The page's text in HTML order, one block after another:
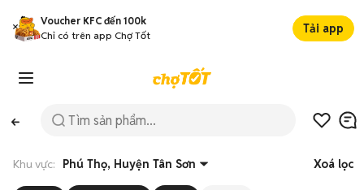
Voucher KFC đến 100k
Chỉ có trên app Chợ Tốt
Tải app
Khu vực: Phú Thọ, Huyện Tân Sơn Xoá lọc